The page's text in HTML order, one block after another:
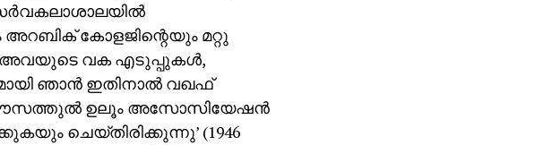
കോളജിന്റെയും മറ്റു
അവയുടെ വക എടുപ്പുകള്‍,
ഞാന്‍ ഇതിനാല്‍ വഖഫ്
റൗസത്തുല്‍ ഉലൂം അസോസിയേഷന്‍
ചെയ്തിരിക്കുന്നു’ (1946